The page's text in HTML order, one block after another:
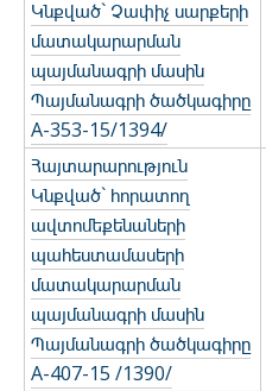
Կնքված` Չափիչ սարքերի
մատակարարման
պայմանագրի մասին
Պայմանագրի ծածկագիրը
A-353-15/1394/
Հայտարարություն
Կնքված` հորատող
ավտոմեքենաների
պահեստամասերի
մատակարարման
պայմանագրի մասին
Պայմանագրի ծածկագիրը
A-407-15 /1390/